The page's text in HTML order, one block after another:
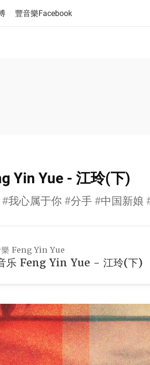
豐音樂Facebook
Yin Yue - 江玲(下)
我心属于你 #分手 #中国新娘
樂 Feng Yin Yue
乐 Feng Yin Yue - 江玲(下)